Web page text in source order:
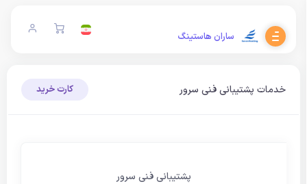
ساران هاستینگ
خدمات پشتیبانی فنی سرور کارت خرید
پشتیبانی فنی سرور